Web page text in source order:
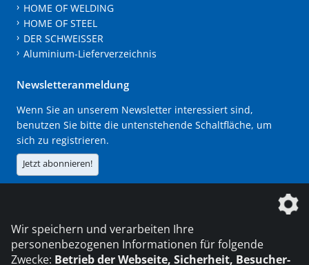
HOME OF WELDING
HOME OF STEEL
DER SCHWEISSER
Aluminium-Lieferverzeichnis
Newsletteranmeldung
Wenn Sie an unserem Newsletter interessiert sind,
benutzen Sie bitte die untenstehende Schaltfläche, um
sich zu registrieren.
Jetzt abonnieren!
Die DVS Media GmbH ist ein Unternehmen der
Wir speichern und verarbeiten Ihre
personenbezogenen Informationen für folgende
Zwecke: Betrieb der Webseite, Sicherheit, Besucher-